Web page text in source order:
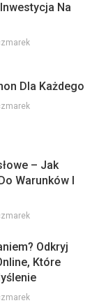
Na
Dla Każdego
– Jak
Warunków I
Odkryj
Które